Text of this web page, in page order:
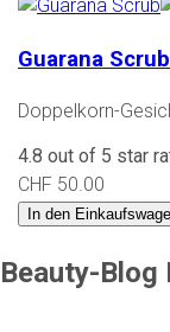
Guarana Scrub
Doppelkorn-
4.8 out of 5 star
CHF 50.00
In den
Beauty-Blog